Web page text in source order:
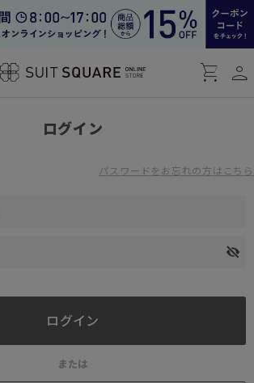
shopping_cart person
ログイン
パスワードをお忘れの方はこちら
または